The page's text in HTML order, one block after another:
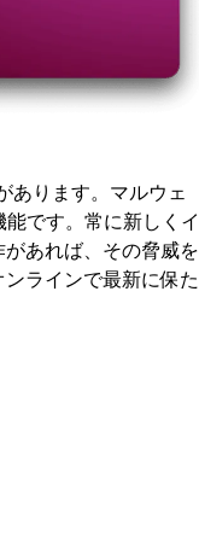
あります。マルウェ
です。常に新しくイ
あれば、その脅威を
ラインで最新に保た